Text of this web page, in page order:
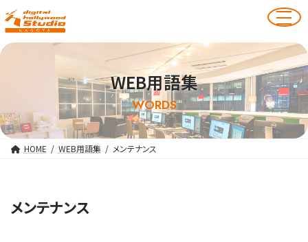
WEB用語集
WORDS
HOME WEB用語集 メンテナンス
メンテナンス